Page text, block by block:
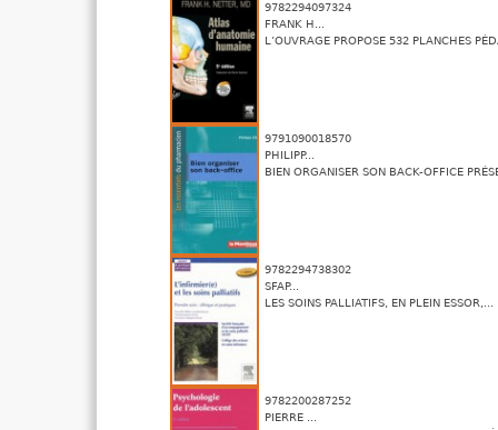
9782294097324
FRANK H...
L’OUVRAGE PROPOSE 532 PLANCHES
9791090018570
PHILIPP...
BIEN ORGANISER SON BACK-OFFICE
9782294738302
SFAP...
LES SOINS PALLIATIFS, EN PLEIN ESSOR,...
9782200287252
PIERRE ...